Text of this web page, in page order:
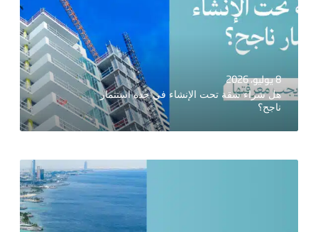
8 يوليو، 2026
هل شراء شقة تحت الإنشاء في جدة استثمار
ناجح؟